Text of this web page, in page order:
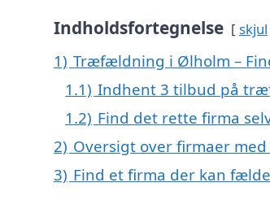
Indholdsfortegnelse skjul
1) Træfældning i Ølholm –
1.1) Indhent 3 tilbud på
1.2) Find det rette firma
2) Oversigt over firmaer
3) Find et firma der kan